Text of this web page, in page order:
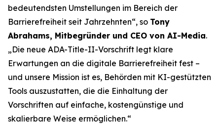
bedeutendsten Umstellungen im Bereich der
Barrierefreiheit seit Jahrzehnten“, so Tony
Abrahams, Mitbegründer und CEO von AI-Media.
„Die neue ADA-Title-II-Vorschrift legt klare
Erwartungen an die digitale Barrierefreiheit fest –
und unsere Mission ist es, Behörden mit KI-gestützten
Tools auszustatten, die die Einhaltung der
Vorschriften auf einfache, kostengünstige und
skalierbare Weise ermöglichen.“